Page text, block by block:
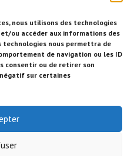
nous utilisons des technologies
ou accéder aux informations des
technologies nous permettra de
de navigation ou les ID
consentir ou de retirer son
sur certaines
et jeunesse